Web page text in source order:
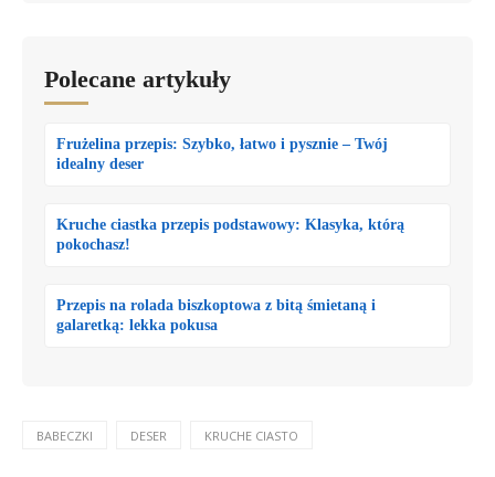
Polecane artykuły
Frużelina przepis: Szybko, łatwo i pysznie – Twój
idealny deser
Kruche ciastka przepis podstawowy: Klasyka, którą
pokochasz!
Przepis na rolada biszkoptowa z bitą śmietaną i
galaretką: lekka pokusa
BABECZKI DESER KRUCHE CIASTO